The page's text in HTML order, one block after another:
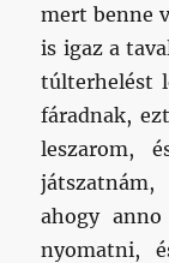
mert benne
is igaz a
túlterhelést
fáradnak,
leszarom,
ahogy
nyomatni,